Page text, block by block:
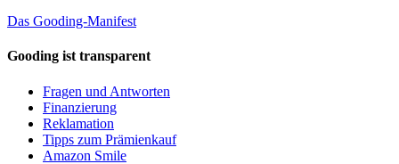
Das Gooding-Manifest
Gooding ist transparent
Fragen und Antworten
Finanzierung
Reklamation
Tipps zum Prämienkauf
Amazon Smile